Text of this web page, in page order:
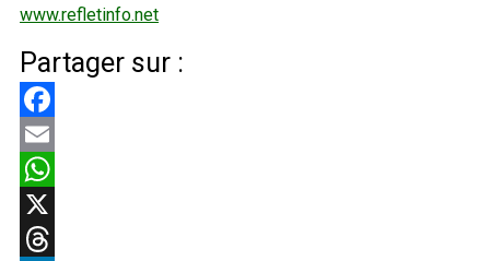
www.refletinfo.net
Partager sur :
Facebook
Email
WhatsApp
X